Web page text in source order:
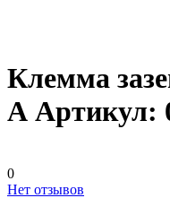
Клемма
А Артикул:
0
Нет отзывов